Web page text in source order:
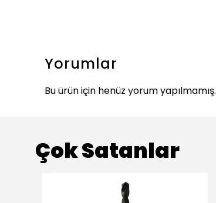
Yorumlar
Bu ürün için henüz yorum yapılmamış.
Çok Satanlar